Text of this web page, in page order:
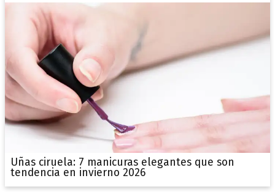
Uñas ciruela: 7 manicuras elegantes que son
tendencia en invierno 2026